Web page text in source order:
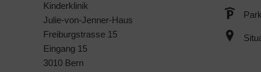
Kinderklinik
Julie-von-Jenner-Haus
Freiburgstrasse 15
Eingang 15
3010 Bern